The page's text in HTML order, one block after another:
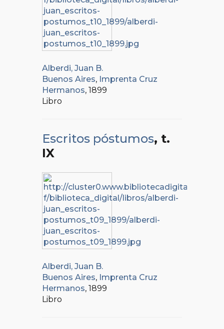
Alberdi, Juan B.
Buenos Aires, Imprenta Cruz
Hermanos, 1899
Libro
Escritos póstumos, t.
IX
Alberdi, Juan B.
Buenos Aires, Imprenta Cruz
Hermanos, 1899
Libro